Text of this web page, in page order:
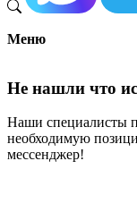
Меню
Не нашли что
Наши специалисты
необходимую
мессенджер!